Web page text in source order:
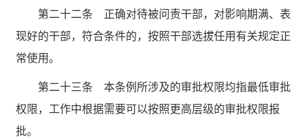
第二十二条 正确对待被问责干部，对影响期满、表
现好的干部，符合条件的，按照干部选拔任用有关规定正
常使用。
第二十三条 本条例所涉及的审批权限均指最低审批
权限，工作中根据需要可以按照更高层级的审批权限报
批。